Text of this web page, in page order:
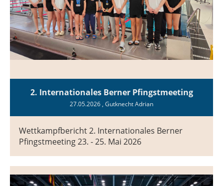
2. Internationales Berner Pfingstmeeting
27.05.2026 , Gutknecht Adrian
Wettkampfbericht 2. Internationales Berner
Pfingstmeeting 23. - 25. Mai 2026